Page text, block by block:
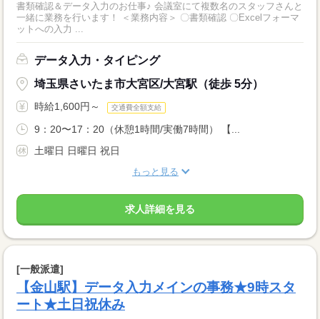
書類確認＆データ入力のお仕事♪ 会議室にて複数名のスタッフさんと
一緒に業務を行います！ ＜業務内容＞ 〇書類確認 〇Excelフォーマ
ットへの入力 ...
データ入力・タイピング
埼玉県さいたま市大宮区/大宮駅（徒歩 5分）
時給1,600円～ 交通費全額支給
9：20〜17：20（休憩1時間/実働7時間） 【...
土曜日 日曜日 祝日
もっと見る
求人詳細を見る
[一般派遣]
【金山駅】データ入力メインの事務★9時スタ
ート★土日祝休み